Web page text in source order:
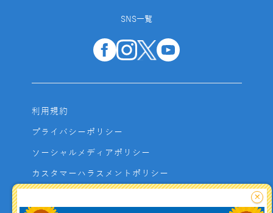
SNS一覧
利用規約
プライバシーポリシー
ソーシャルメディアポリシー
カスタマーハラスメントポリシー
×